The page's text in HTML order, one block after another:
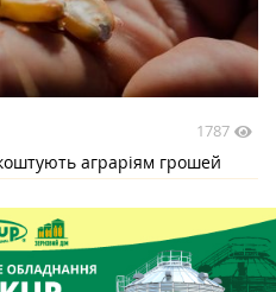
1787
аграріям грошей